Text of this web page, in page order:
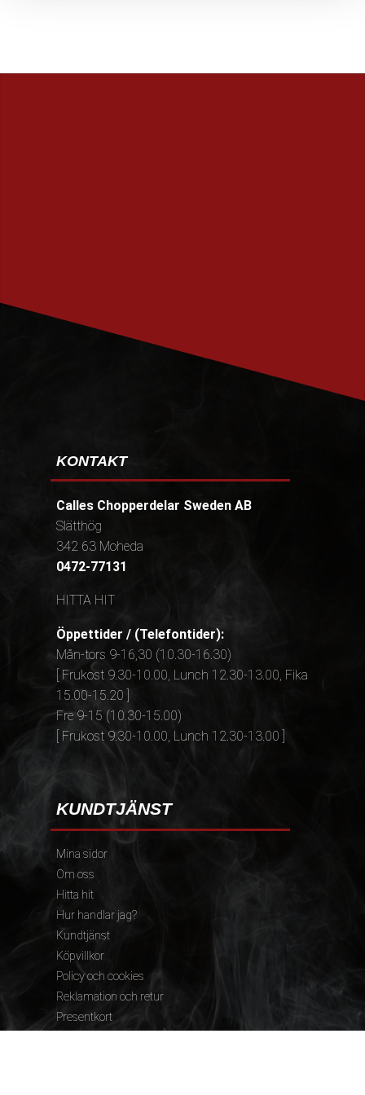
KONTAKT
Calles Chopperdelar Sweden AB
Slätthög
342 63 Moheda
0472-77131
HITTA HIT
Öppettider / (Telefontider):
Mån-tors 9-16,30 (10.30-16.30)
[ Frukost 9.30-10.00, Lunch 12.30-13.00, Fika
15.00-15.20 ]
Fre 9-15 (10.30-15.00)
[ Frukost 9.30-10.00, Lunch 12.30-13.00 ]
KUNDTJÄNST
Mina sidor
Om oss
Hitta hit
Hur handlar jag?
Kundtjänst
Köpvillkor
Policy och cookies
Reklamation och retur
Presentkort